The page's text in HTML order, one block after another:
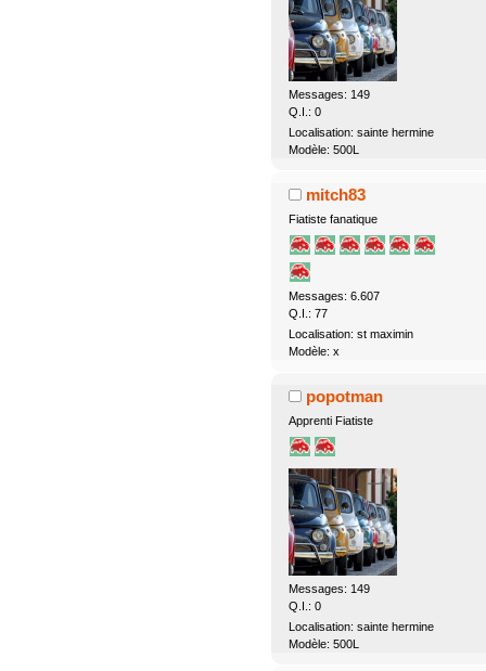
Messages: 149
Q.I.: 0
Localisation: sainte hermine
Modèle: 500L
mitch83
Fiatiste fanatique
Messages: 6.607
Q.I.: 77
Localisation: st maximin
Modèle: x
popotman
Apprenti Fiatiste
Messages: 149
Q.I.: 0
Localisation: sainte hermine
Modèle: 500L